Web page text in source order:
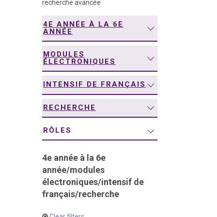
recherche avancée
4E ANNÉE À LA 6E
ANNÉE
MODULES
ÉLECTRONIQUES
INTENSIF DE FRANÇAIS
RECHERCHE
RÔLES
4e année à la 6e
année/modules
électroniques/intensif de
français/recherche